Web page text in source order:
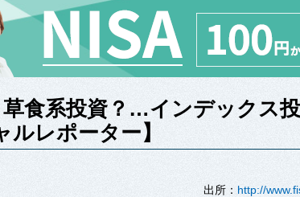
草食系投資？…インデックス
ルレポーター】
出所： http://